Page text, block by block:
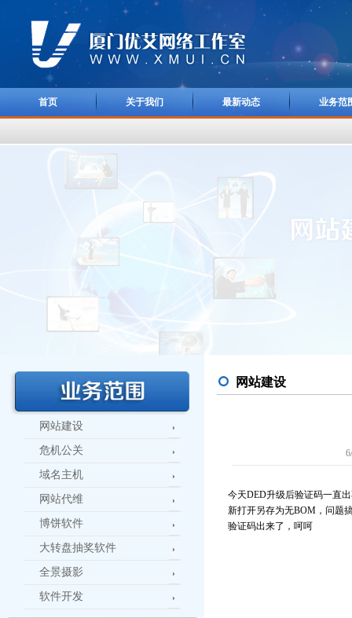
首页 关于我们 最新动态 业务范
网站建设
危机公关
域名主机
网站代维
博饼软件
大转盘抽奖软件
全景摄影
软件开发
网站建设
今天DED升级后验证码一直
新打开另存为无BOM，问题
验证码出来了，呵呵